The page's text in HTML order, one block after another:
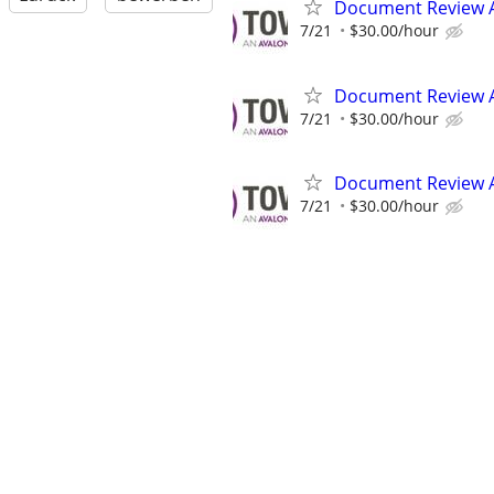
Document Review
7/21 $30.00/hour
Document Review
7/21 $30.00/hour
Document Review
7/21 $30.00/hour